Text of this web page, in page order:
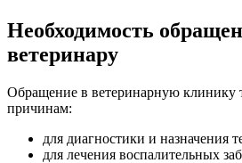
Необходимость
ветеринару
Обращение в ветеринарную клинику
причинам:
для диагностики и назначения
для лечения воспалительных